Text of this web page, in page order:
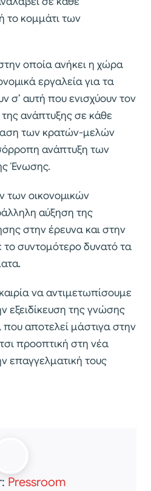
το κομμάτι των
οποία ανήκει η χώρα
εργαλεία για τα
σ’ αυτή που ενισχύουν τον
ανάπτυξης σε κάθε
των κρατών-μελών
ανάπτυξη των
Ένωσης.
των οικονομικών
αύξηση της
στην έρευνα και στην
το συντομότερο δυνατό τα
να αντιμετωπίσουμε
εξειδίκευση της γνώσης
αποτελεί μάστιγα στην
προοπτική στη νέα
επαγγελματική τους
Pressroom